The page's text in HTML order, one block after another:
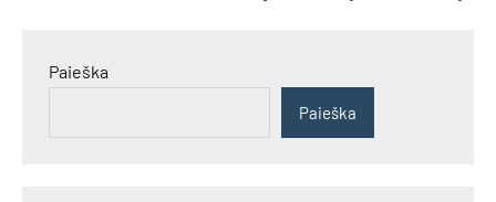
Paieška
Paieška